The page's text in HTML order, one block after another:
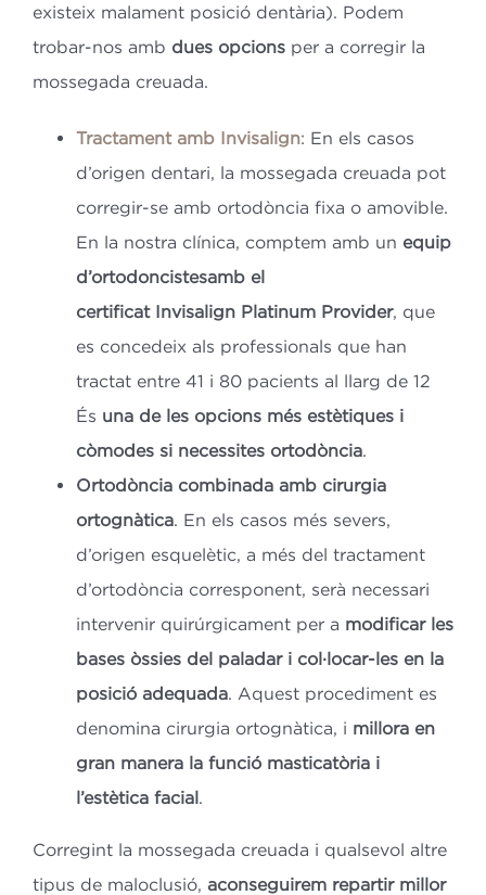
existeix malament posició dentària). Podem
trobar-nos amb dues opcionsper a corregir la
mossegada creuada.
Tractament amb Invisalign: En els casos
d’origen dentari, la mossegada creuada pot
corregir-se amb ortodòncia fixa o amovible.
En la nostra clínica, comptem amb un equip
d’ortodoncistesamb el
certificat Invisalign Platinum Provider, que
es concedeix als professionals que han
tractat entre 41 i 80 pacients al llarg de 12
És una de les opcions més estètiques i
còmodes si necessites ortodòncia.
Ortodòncia combinada amb cirurgia
ortognàtica. En els casos més severs,
d’origen esquelètic, a més del tractament
d’ortodòncia corresponent, serà necessari
intervenir quirúrgicament per a modificar les
bases òssies del paladar i col·locar-les en la
posició adequada. Aquest procediment es
denomina cirurgia ortognàtica, i millora en
gran manera la funció masticatòria i
l’estètica facial.
Corregint la mossegada creuada i qualsevol altre
tipus de maloclusió, aconseguirem repartir millor